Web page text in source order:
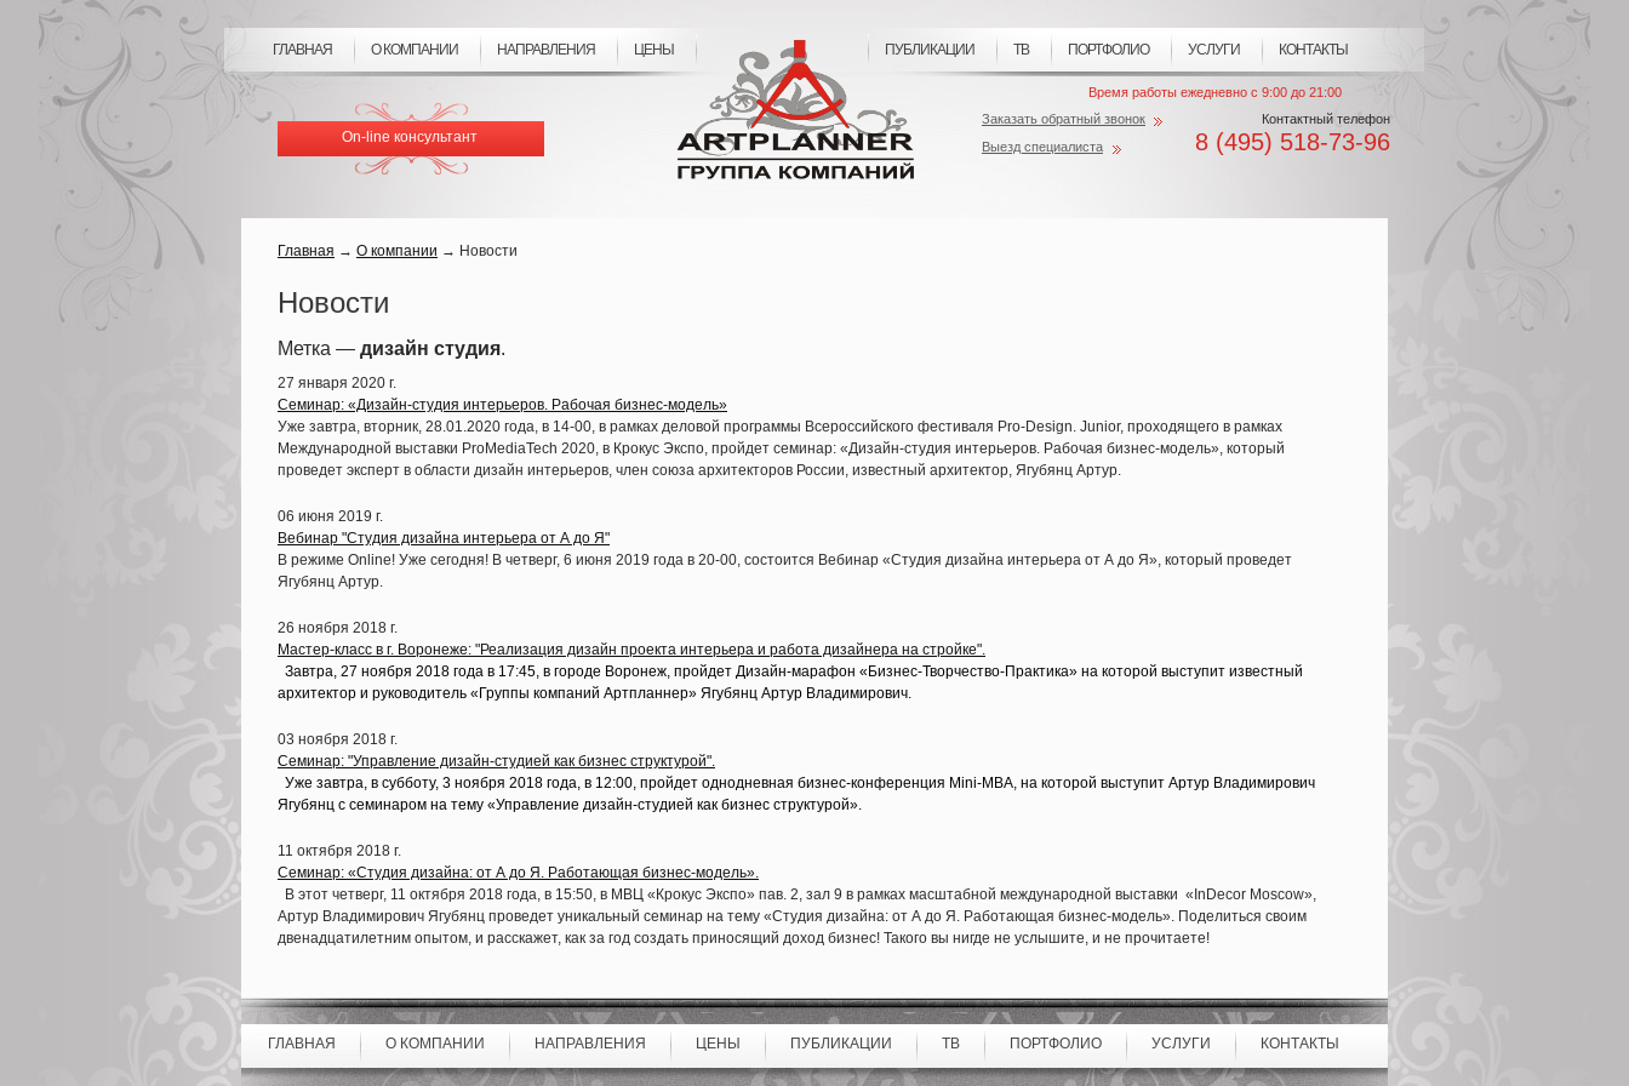
ГЛАВНАЯ О КОМПАНИИ НАПРАВЛЕНИЯ ЦЕНЫ ПУБЛИКАЦИИ ТВ ПОРТФОЛИО УСЛУГИ КОНТАКТЫ
On-line консультант
Время работы ежедневно с 9:00 до 21:00
Контактный телефон
8 (495) 518-73-96
Заказать обратный звонок
Выезд специалиста
Главная → О компании → Новости
Новости
Метка — дизайн студия.
27 января 2020 г.
Семинар: «Дизайн-студия интерьеров. Рабочая бизнес-модель»
Уже завтра, вторник, 28.01.2020 года, в 14-00, в рамках деловой программы Всероссийского фестиваля Pro-Design. Junior, проходящего в рамках
Международной выставки ProMediaTech 2020, в Крокус Экспо, пройдет семинар: «Дизайн-студия интерьеров. Рабочая бизнес-модель», который
проведет эксперт в области дизайн интерьеров, член союза архитекторов России, известный архитектор, Ягубянц Артур.
06 июня 2019 г.
Вебинар "Студия дизайна интерьера от А до Я"
В режиме Online! Уже сегодня! В четверг, 6 июня 2019 года в 20-00, состоится Вебинар «Студия дизайна интерьера от А до Я», который проведет
Ягубянц Артур.
26 ноября 2018 г.
Мастер-класс в г. Воронеже: "Реализация дизайн проекта интерьера и работа дизайнера на стройке".
Завтра, 27 ноября 2018 года в 17:45, в городе Воронеж, пройдет Дизайн-марафон «Бизнес-Творчество-Практика» на которой выступит известный
архитектор и руководитель «Группы компаний Артпланнер» Ягубянц Артур Владимирович.
03 ноября 2018 г.
Семинар: "Управление дизайн-студией как бизнес структурой".
Уже завтра, в субботу, 3 ноября 2018 года, в 12:00, пройдет однодневная бизнес-конференция Mini-MBA, на которой выступит Артур Владимирович
Ягубянц с семинаром на тему «Управление дизайн-студией как бизнес структурой».
11 октября 2018 г.
Семинар: «Студия дизайна: от А до Я. Работающая бизнес-модель».
В этот четверг, 11 октября 2018 года, в 15:50, в МВЦ «Крокус Экспо» пав. 2, зал 9 в рамках масштабной международной выставки « InDecor Moscow»,
Артур Владимирович Ягубянц проведет уникальный семинар на тему «Студия дизайна: от А до Я. Работающая бизнес-модель». Поделиться своим
двенадцатилетним опытом, и расскажет, как за год создать приносящий доход бизнес! Такого вы нигде не услышите, и не прочитаете!
ГЛАВНАЯ О КОМПАНИИ НАПРАВЛЕНИЯ ЦЕНЫ ПУБЛИКАЦИИ ТВ ПОРТФОЛИО УСЛУГИ КОНТАКТЫ